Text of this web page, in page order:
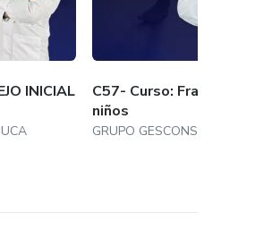
INICIAL
C57- Curso: Fracturas en
niños
GRUPO GESCONSEDUCA